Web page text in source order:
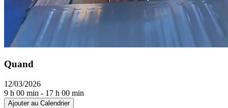
Quand
12/03/2026
9 h 00 min - 17 h 00 min
Ajouter au Calendrier